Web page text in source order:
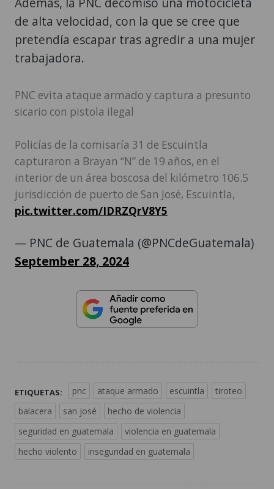
de alta velocidad, con la que se cree que
pretendía escapar tras agredir a una mujer
trabajadora.
PNC evita ataque armado y captura a presunto
sicario con pistola ilegal
Policías de la comisaría 31 de Escuintla
capturaron a Brayan “N” de 19 años, en el
interior de un área boscosa del kilómetro 106.5
jurisdicción de puerto de San José, Escuintla,
pic.twitter.com/IDRZQrV8Y5
— PNC de Guatemala (@PNCdeGuatemala)
September 28, 2024
ETIQUETAS: pnc ataque armado escuintla
tiroteo
balacera
san josé
hecho de violencia
seguridad en guatemala
violencia en guatemala
hecho violento
inseguridad en guatemala